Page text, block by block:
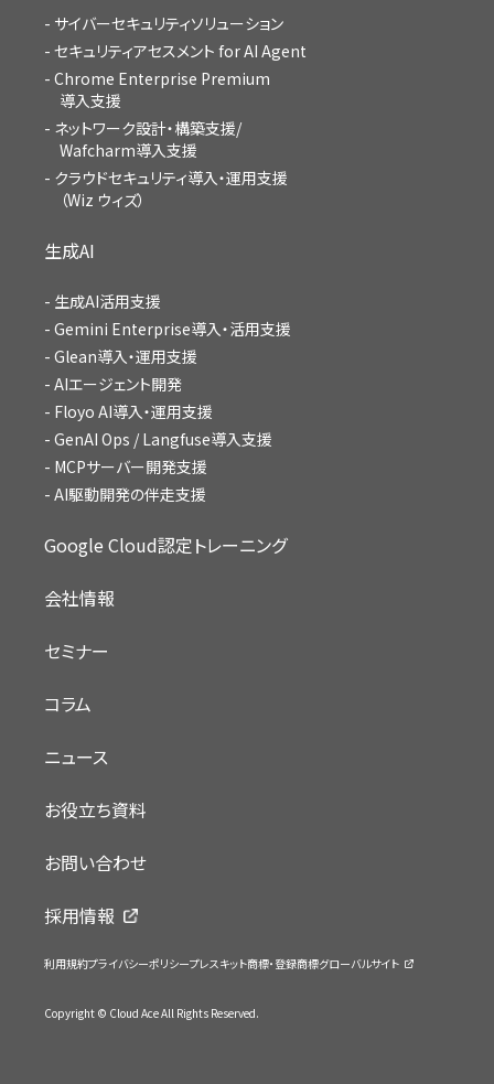
サイバーセキュリティソリューション
セキュリティアセスメント for AI Agent
Chrome Enterprise Premium
導入支援
ネットワーク設計・構築支援/
Wafcharm導入支援
クラウドセキュリティ導入・運用支援
（Wiz ウィズ）
生成AI
生成AI活用支援
Gemini Enterprise導入・活用支援
Glean導入・運用支援
AIエージェント開発
Floyo AI導入・運用支援
GenAI Ops / Langfuse導入支援
MCPサーバー開発支援
AI駆動開発の伴走支援
Google Cloud認定トレーニング
会社情報
セミナー
コラム
ニュース
お役立ち資料
お問い合わせ
採用情報
利用規約プライバシーポリシープレスキット商標・登録商標グローバルサイト
Copyright © Cloud Ace All Rights Reserved.